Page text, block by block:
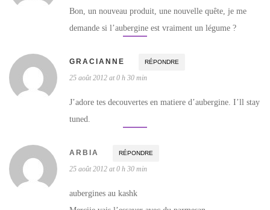
Bon, un nouveau produit, une nouvelle quête, je me
demande si l’aubergine est vraiment un légume ?
GRACIANNE RÉPONDRE
25 août 2012 at 0 h 30 min
J’adore tes decouvertes en matiere d’aubergine. I’ll stay
tuned.
ARBIA RÉPONDRE
25 août 2012 at 0 h 30 min
aubergines au kashk